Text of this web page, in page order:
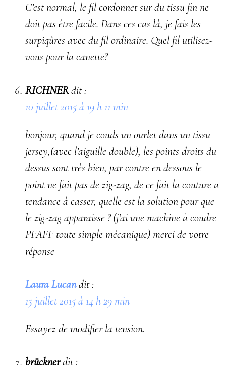
C’est normal, le fil cordonnet sur du tissu fin ne
doit pas être facile. Dans ces cas là, je fais les
surpiqûres avec du fil ordinaire. Quel fil utilisez-
vous pour la canette?
RICHNERdit :
10 juillet 2015 à 19 h 11 min
bonjour, quand je couds un ourlet dans un tissu
jersey,(avec l’aiguille double), les points droits du
dessus sont très bien, par contre en dessous le
point ne fait pas de zig-zag, de ce fait la couture a
tendance à casser, quelle est la solution pour que
le zig-zag apparaisse ? (j’ai une machine à coudre
PFAFF toute simple mécanique) merci de votre
réponse
Laura Lucandit :
15 juillet 2015 à 14 h 29 min
Essayez de modifier la tension.
brücknerdit :